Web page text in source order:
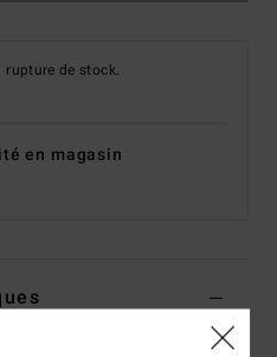
de stock.
en magasin